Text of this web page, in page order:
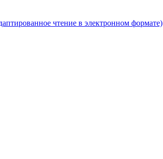
чтение в электронном формате)